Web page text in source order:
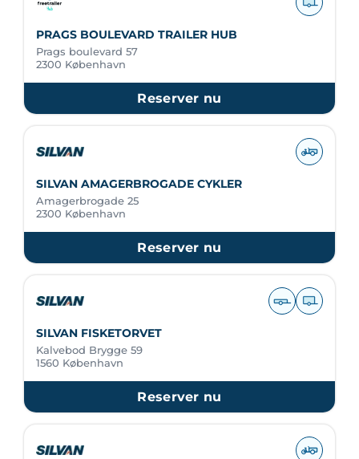
PRAGS BOULEVARD TRAILER HUB
Prags boulevard 57
2300 København
Reserver nu
SILVAN AMAGERBROGADE CYKLER
Amagerbrogade 25
2300 København
Reserver nu
SILVAN FISKETORVET
Kalvebod Brygge 59
1560 København
Reserver nu